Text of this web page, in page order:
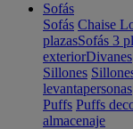
Sofás
Sofás Chaise
plazasSofás 3
exteriorDivanes
Sillones
levantapersonas
Puffs Puffs
almacenaje